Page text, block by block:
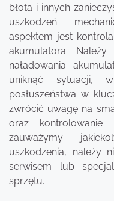
błota i innych
uszkodzeń
aspektem jest
akumulatora.
naładowania
uniknąć sytuacji,
posłuszeństwa w
zwrócić uwagę na
oraz kontrolowanie
zauważymy
uszkodzenia, należy
serwisem lub
sprzętu.